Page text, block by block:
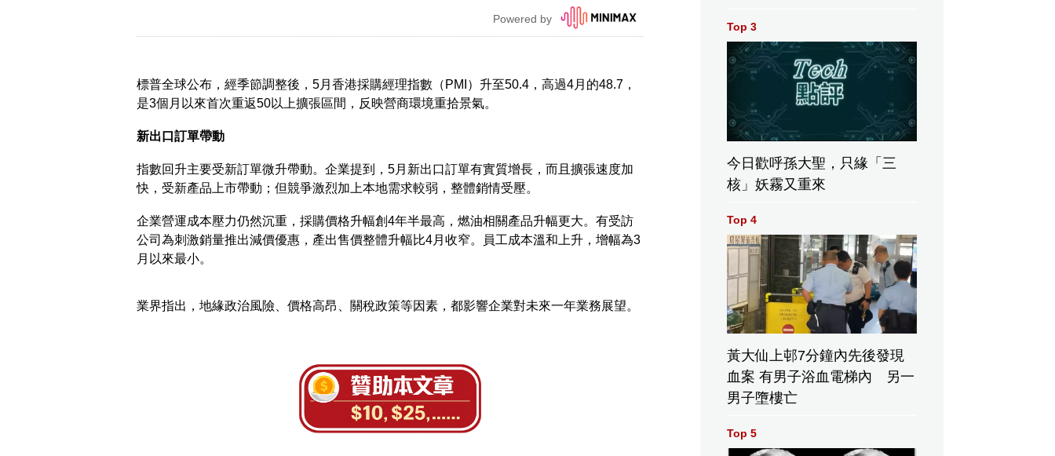
標普全球公布，經季節調整後，5月香港採購經理指數（PMI）升至50.4，高過4月的48.7，
是3個月以來首次重返50以上擴張區間，反映營商環境重拾景氣。
新出口訂單帶動
指數回升主要受新訂單微升帶動。企業提到，5月新出口訂單有實質增長，而且擴張速度加
快，受新產品上市帶動；但競爭激烈加上本地需求較弱，整體銷情受壓。
企業營運成本壓力仍然沉重，採購價格升幅創4年半最高，燃油相關產品升幅更大。有受訪
公司為刺激銷量推出減價優惠，產出售價整體升幅比4月收窄。員工成本溫和上升，增幅為3
月以來最小。
業界指出，地緣政治風險、價格高昂、關稅政策等因素，都影響企業對未來一年業務展望。
Top 3
今日歡呼孫大聖，只緣「三
核」妖霧又重來
Top 4
黃大仙上邨7分鐘內先後發現
血案 有男子浴血電梯內 另一
男子墮樓亡
Top 5